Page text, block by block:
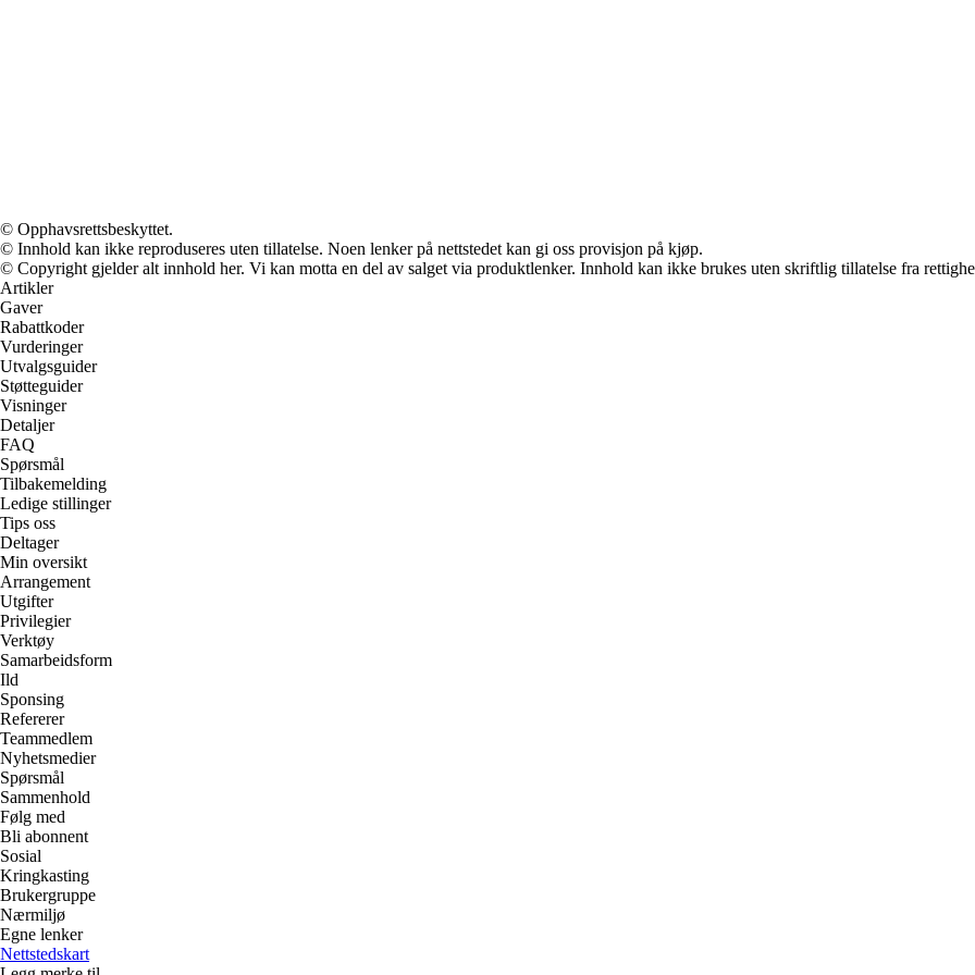
© Opphavsrettsbeskyttet.
© Innhold kan ikke reproduseres uten tillatelse. Noen lenker på nettstedet kan gi oss provisjon på kjøp.
© Copyright gjelder alt innhold her. Vi kan motta en del av salget via produktlenker. Innhold kan ikke brukes uten skriftlig tillatelse fra
Artikler
Gaver
Rabattkoder
Vurderinger
Utvalgsguider
Støtteguider
Visninger
Detaljer
FAQ
Spørsmål
Tilbakemelding
Ledige stillinger
Tips oss
Deltager
Min oversikt
Arrangement
Utgifter
Privilegier
Verktøy
Samarbeidsform
Ild
Sponsing
Refererer
Teammedlem
Nyhetsmedier
Spørsmål
Sammenhold
Følg med
Bli abonnent
Sosial
Kringkasting
Brukergruppe
Nærmiljø
Egne lenker
Nettstedskart